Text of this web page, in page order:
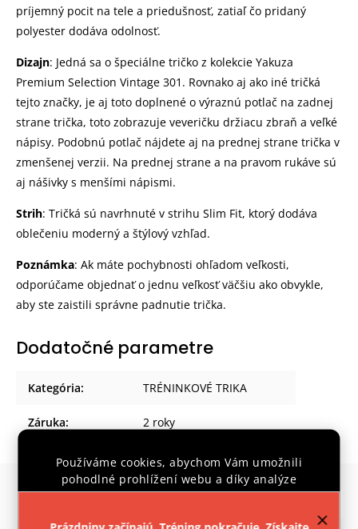
Používáme cookies, abychom Vám umožnili
pohodlné prohlížení webu a díky analýze
provozu webu neustále zlepšovali jeho funkce,
príjemný pocit na tele a priedušnosť, zatiaľ čo pridaný
polyester dodáva odolnosť.
Dizajn: Jedná sa o špeciálne tričko z kolekcie Yakuza
Premium Selection Vintage 301. Rovnako aj ako iné tričká
tejto značky, je aj toto doplnené o výraznú potlač na zadnej
strane trička, toto zobrazuje veveričku držiacu zbraň a veľké
nápisy. Podobnú potlač nájdete aj na prednej strane trička v
zmenšenej verzii. Na prednej strane a na pravom rukáve sú
aj nášivky s menšími nápismi.
Strih: Tričká sú navrhnuté v strihu Slim Fit, ktorý dodáva
oblečeniu moderný a štýlový vzhľad.
Poznámka: Ak máte pochybnosti ohľadom veľkosti,
odporúčame objednať o jednu veľkosť väčšiu ako obvykle,
aby ste zaistili správne padnutie trička.
Dodatočné parametre
Kategória: TRÉNINKOVÉ TRIKA
Záruka: 2 roky
Súvisiaci tovar